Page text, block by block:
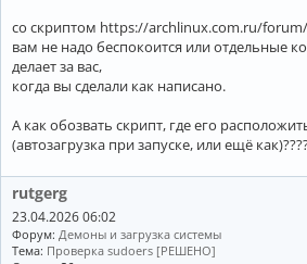
со скриптом https://archlinux.com.ru/
вам не надо беспокоится или отдельные
делает за вас,
когда вы сделали как написано.
А как обозвать скрипт, где его
(автозагрузка при запуске, или ещё
rutgerg
23.04.2026 06:02
Форум: Демоны и загрузка системы
Тема: Проверка sudoers [РЕШЕНО]